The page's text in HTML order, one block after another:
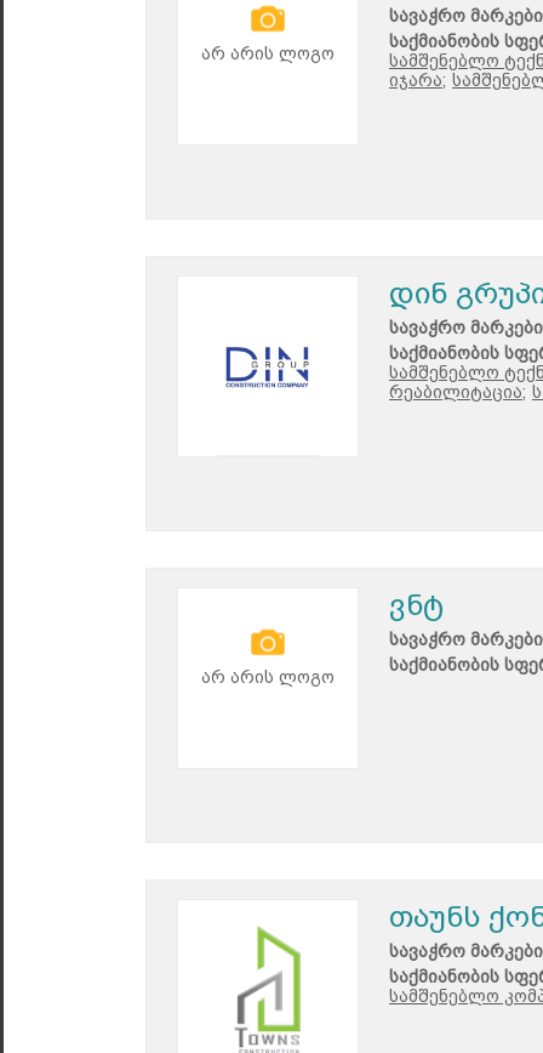
არ არის ლოგო
სავაჭრო
საქმიანობის
სამშენებლო
იჯარა;
დინ
სავაჭრო
საქმიანობის
სამშენებლო
რეაბილიტაცია;
არ არის ლოგო
ვნტ
სავაჭრო
საქმიანობის
თაუნს
სავაჭრო
საქმიანობის
სამშენებლო